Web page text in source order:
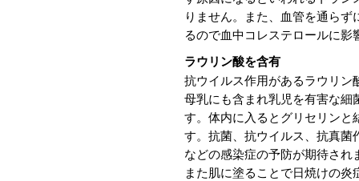
りません。また、血管を通ら
るので血中コレステロールに影
ラウリン酸を含有
抗ウイルス作用があるラウリ
母乳にも含まれ乳児を有害な
す。体内に入るとグリセリン
す。抗菌、抗ウイルス、抗真
などの感染症の予防が期待され
また肌に塗ることで日焼けの